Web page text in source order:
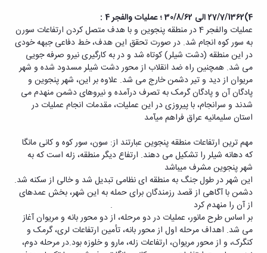
4)27/7/1362 الی 30/8/62 ؛ عملیات والفجر 4 :
عملیات والفجر 4 در منطقه پنجوین و با هدف متصل کردن ارتفاعات سورن
به سور کوه انجام شد. در صورت تحقق این هدف، خط دفاعی جبهه خودی
در این منطقه (دشت شیلر) کوتاه شد و در به کارگیری نیرو صرفه جویی
می شد. همچنین راه ضد انقلاب از محور دشت شیلر مسدود شده و شهر
مریوان از دید و تیر دشمن خارج می شد. علاوه بر این، شهر پنجوین و
پادگان آن و پادگان گرمک به تصرف درآمده و نیروهای دشمن منهدم می
شدند و سرانجام، با پیروزی در این عملیات، مقدمات انجام عملیات در
استان سلیمانیه عراق فراهم می­آمد
مهم ترین ارتفاعات منطقه پنجوین عبارتند از: سون، سور کوه و کانی مانگا
که دهانه شیلر را تشکیل می دهند. ارتفاع دیگر منطقه، زله است که به
شهر پنجوین مشرف می­باشد
این شهر در طول جنگ به منطقه ای نظامی تبدیل شد و خالی از سکنه شد.
دشمن با آگاهی از قصد رزمندگان برای حمله به این شهر، بخش عمده­ای
از آن را منهدم کرد .
بر اساس طرح مانور، عملیات در دو مرحله، از دو محور بانه و مریوان آغاز
می شد. اهداف مرحله اول از محور بانه، تأمین ارتفاعات لری، گرمک و
کنگرک، و از محور مریوان، ارتفاعات زله، مارو و خلوزه بود.در مرحله دوم،